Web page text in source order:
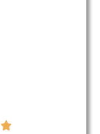
